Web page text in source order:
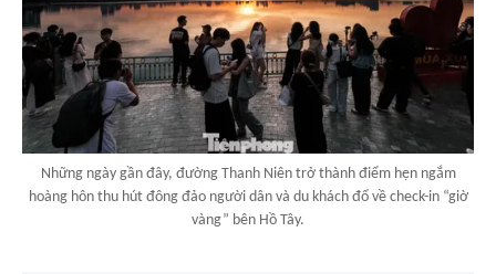
Những ngày gần đây, đường Thanh Niên trở thành điểm hẹn ngắm
hoàng hôn thu hút đông đảo người dân và du khách đổ về check-in “giờ
vàng” bên Hồ Tây.